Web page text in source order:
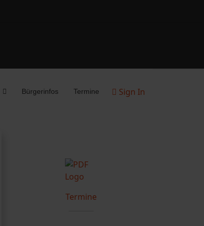
Bürgerinfos Termine Sign In
Termine